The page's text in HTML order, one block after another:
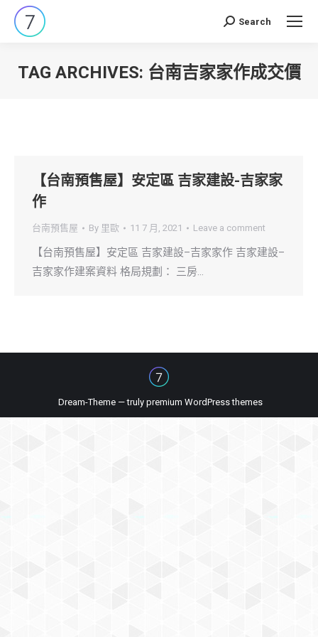
Search:
Search
TAG ARCHIVES: 台南吉家家作成交價
【台南預售屋】安定區 吉家建設-吉家家
作
台南預售屋 By 里歐 11 7 月, 2021 Leave a comment
【台南預售屋】安定區 吉家建設–吉家家作 吉家建設–
吉家家作建案資料 格局規劃： 三房…
Dream-Theme — truly premium WordPress themes